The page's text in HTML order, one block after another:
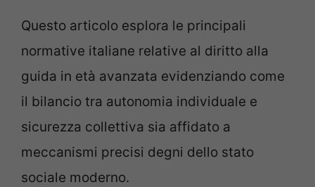
Questo articolo esplora le principali
normative italiane relative al diritto alla
guida in età avanzata evidenziando come
il bilancio tra autonomia individuale e
sicurezza collettiva sia affidato a
meccanismi precisi degni dello stato
sociale moderno.